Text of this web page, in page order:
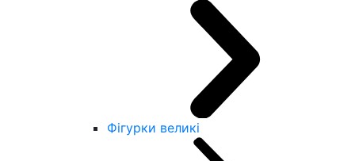
Фігурки великі